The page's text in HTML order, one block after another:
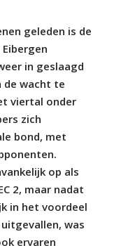
geleden is de
in geslaagd
de wacht te
viertal onder
zich
bond, met
op als
2, maar nadat
in het voordeel
was
ervaren